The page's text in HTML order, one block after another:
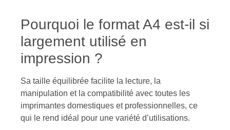
Pourquoi le format A4 est-il si
largement utilisé en
impression ?
Sa taille équilibrée facilite la lecture, la
manipulation et la compatibilité avec toutes les
imprimantes domestiques et professionnelles, ce
qui le rend idéal pour une variété d’utilisations.